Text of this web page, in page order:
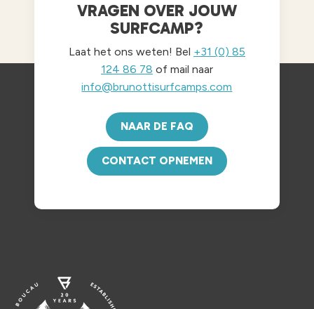
VRAGEN OVER JOUW
SURFCAMP?
Laat het ons weten! Bel +31 (0) 85
124 86 78 of mail naar
info@brunottisurfcamps.com
NAAR DE FAQ
CONTACT OPNEMEN